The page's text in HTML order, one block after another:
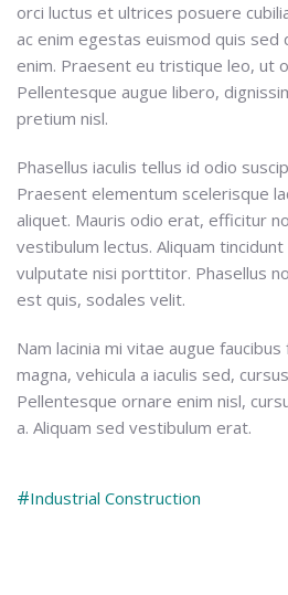
orci luctus et ultrices posuere
ac enim egestas euismod quis sed
enim. Praesent eu tristique leo, ut
Pellentesque augue libero,
pretium nisl.
Phasellus iaculis tellus id odio
Praesent elementum scelerisque
aliquet. Mauris odio erat, efficitur
vestibulum lectus. Aliquam
vulputate nisi porttitor. Phasellus
est quis, sodales velit.
Nam lacinia mi vitae augue
magna, vehicula a iaculis sed,
Pellentesque ornare enim nisl,
a. Aliquam sed vestibulum erat.
Industrial Construction